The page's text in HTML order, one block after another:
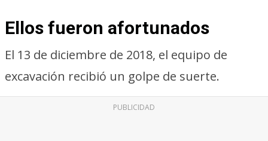
Ellos fueron afortunados
El 13 de diciembre de 2018, el equipo de
excavación recibió un golpe de suerte.
PUBLICIDAD